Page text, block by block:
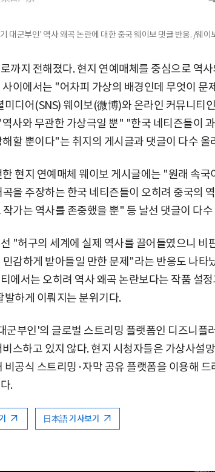
대군부인' 역사 왜곡 논란에 대한 중국 웨이보 댓글 반응. /웨이
까지 전해졌다. 현지 연예매체를 중심으로 역
이에서는 "어차피 가상의 배경인데 무엇이 문
미디어(SNS) 웨이보(微博)와 온라인 커뮤니티
사와 무관한 가상극일 뿐" "한국 네티즌들이
할 뿐이다"는 취지의 게시글과 댓글이 다수 올
현지 연예매체 웨이보 게시글에는 "원래 속국
을 주장하는 한국 네티즌들이 오히려 중국의
가는 역사를 존중했을 뿐" 등 날선 댓글이 다
"허구의 세계에 실제 역사를 끌어들였으니 비
감하게 받아들일 만한 문제"라는 반응도 나타
에서는 오히려 역사 왜곡 논란보다는 작품 설
발하게 이뤄지는 분위기다.
군부인'의 글로벌 스트리밍 플랫폼인 디즈니플
스하고 있지 않다. 현지 시청자들은 가상사설
비공식 스트리밍·자막 공유 플랫폼을 이용해
.
日本語 기사보기